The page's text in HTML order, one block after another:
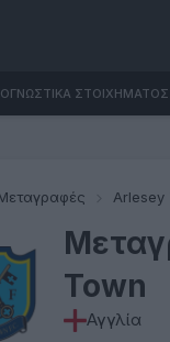
ΣΤΟΙΧΗΜΑΤΟΣ
Arlesey
Town
Αγγλία